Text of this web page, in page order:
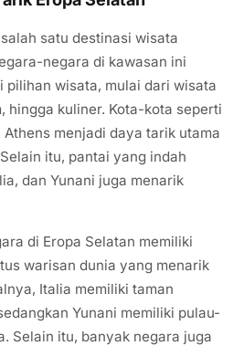
satu destinasi wisata
negara di kawasan ini
pilihan wisata, mulai dari wisata
hingga kuliner. Kota-kota seperti
Athens menjadi daya tarik utama
itu, pantai yang indah
dan Yunani juga menarik
di Eropa Selatan memiliki
warisan dunia yang menarik
Italia memiliki taman
Yunani memiliki pulau-
Selain itu, banyak negara juga